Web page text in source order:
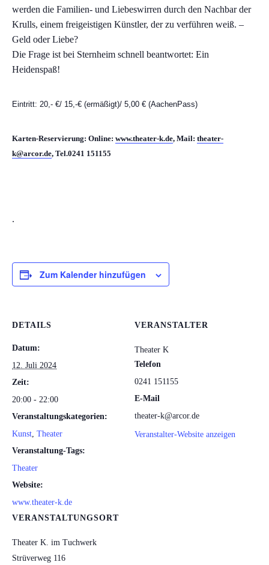
werden die Familien- und Liebeswirren durch den Nachbar der
Krulls, einem freigeistigen Künstler, der zu verführen weiß. –
Geld oder Liebe?
Die Frage ist bei Sternheim schnell beantwortet: Ein
Heidenspaß!
Eintritt: 20,- €/ 15,-€ (ermäßigt)/ 5,00 € (AachenPass)
Karten-Reservierung: Online: www.theater-k.de, Mail: theater-
k@arcor.de, Tel.0241 151155
.
Zum Kalender hinzufügen
DETAILS
Datum:
12. Juli 2024
Zeit:
20:00 - 22:00
Veranstaltungskategorien:
Kunst, Theater
Veranstaltung-Tags:
Theater
Website:
www.theater-k.de
VERANSTALTUNGSORT
Theater K. im Tuchwerk
Strüverweg 116
VERANSTALTER
Theater K
Telefon
0241 151155
E-Mail
theater-k@arcor.de
Veranstalter-Website anzeigen